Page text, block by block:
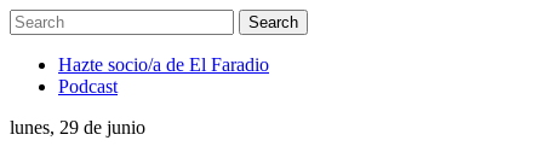
Hazte socio/a de El Faradio
Podcast
lunes, 29 de junio